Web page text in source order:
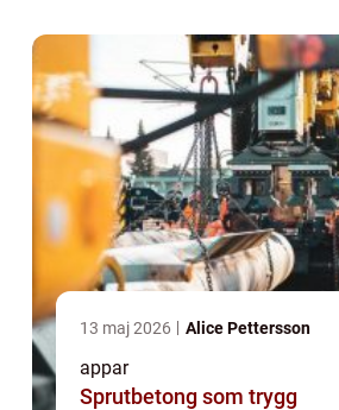
detta problem. V...
13 maj 2026 Alice Pettersson
appar
Sprutbetong som trygg